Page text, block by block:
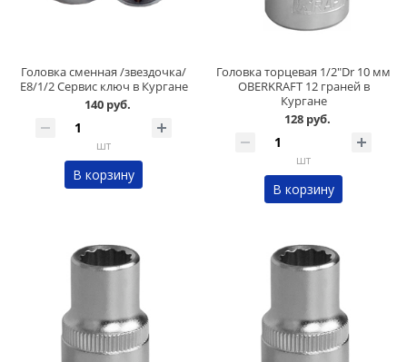
Головка сменная /звездочка/
Е8/1/2 Сервис ключ в Кургане
140 руб.
шт
В корзину
Головка торцевая 1/2"Dr 10 мм
OBERKRAFT 12 граней в
Кургане
128 руб.
шт
В корзину